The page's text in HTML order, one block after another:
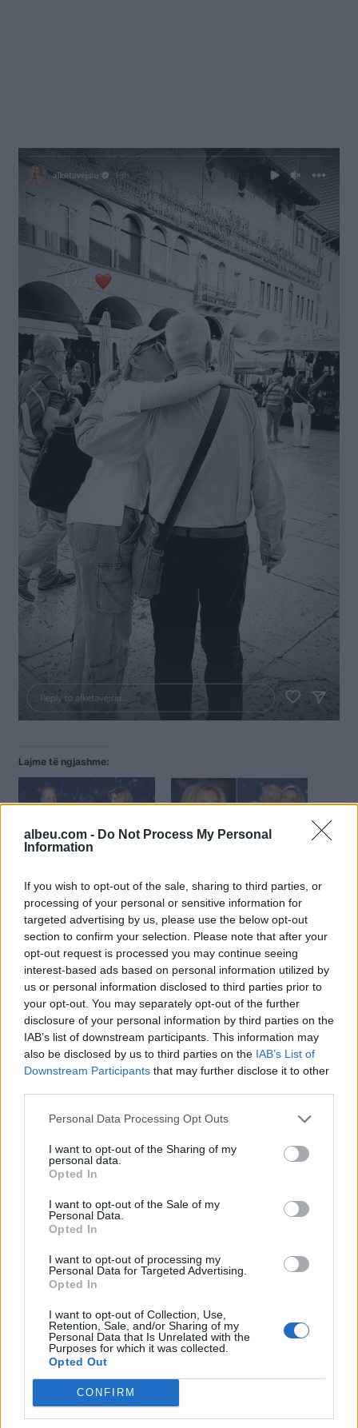
albeu.com - Do Not Process My Personal
Information
If you wish to opt-out of the sale, sharing to third parties, or
processing of your personal or sensitive information for
targeted advertising by us, please use the below opt-out
section to confirm your selection. Please note that after your
opt-out request is processed you may continue seeing
interest-based ads based on personal information utilized by
us or personal information disclosed to third parties prior to
your opt-out. You may separately opt-out of the further
disclosure of your personal information by third parties on the
IAB’s list of downstream participants. This information may
also be disclosed by us to third parties on the IAB’s List of
Downstream Participants that may further disclose it to other
Personal Data Processing Opt Outs
I want to opt-out of the Sharing of my
personal data.
Opted In
I want to opt-out of the Sale of my
Personal Data.
Opted In
I want to opt-out of processing my
Personal Data for Targeted Advertising.
Opted In
I want to opt-out of Collection, Use,
Retention, Sale, and/or Sharing of my
Personal Data that Is Unrelated with the
Purposes for which it was collected.
Opted Out
CONFIRM
Lajme të ngjashme:
rregullat”, publikon pamjet
e ëmbla me babain
(FOTO LAJM)
humbjes së babait, Alketa
Vejsiu ngjitet në skenë
“Ah moj nëna ime të ishe
gjallë”, Alketa Vejsiu
kthehet në shtëpinë ku
është rritur, 25 vite më
Shtuarmë12.09.2023 09:45
Tags:
Alketa Vejsiu